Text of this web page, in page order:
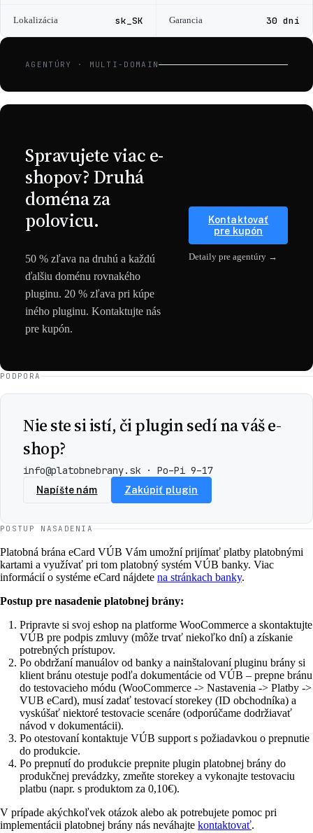
Lokalizácia sk_SK Garancia 30 dní
AGENTÚRY · MULTI-DOMAIN
Spravujete viac e-
shopov? Druhá
doména za
polovicu.
50 % zľava na druhú a každú
ďalšiu doménu rovnakého
pluginu. 20 % zľava pri kúpe
iného pluginu. Kontaktujte nás
pre kupón.
Kontaktovať
pre kupón
Detaily pre agentúry →
PODPORA
Nie ste si istí, či plugin sedí na váš e-
shop?
info@platobnebrany.sk · Po–Pi 9–17
Napíšte nám Zakúpiť plugin
POSTUP NASADENIA
Platobná brána eCard VÚB Vám umožní prijímať platby platobnými
kartami a využívať pri tom platobný systém VÚB banky. Viac
informácií o systéme eCard nájdete na stránkach banky.
Postup pre nasadenie platobnej brány:
Pripravte si svoj eshop na platforme WooCommerce a skontaktujte
VÚB pre podpis zmluvy (môže trvať niekoľko dní) a získanie
potrebných prístupov.
Po obdržaní manuálov od banky a nainštalovaní pluginu brány si
klient bránu otestuje podľa dokumentácie od VÚB – prepne bránu
do testovacieho módu (WooCommerce -> Nastavenia -> Platby ->
VUB eCard), musí zadať testovací storekey (ID obchodníka) a
vyskúšať niektoré testovacie scenáre (odporúčame dodržiavať
návod v dokumentácii).
Po otestovaní kontaktuje VÚB support s požiadavkou o prepnutie
do produkcie.
Po prepnutí do produkcie prepnite plugin platobnej brány do
produkčnej prevádzky, zmeňte storekey a vykonajte testovaciu
platbu (napr. s produktom za 0,10€).
V prípade akýchkoľvek otázok alebo ak potrebujete pomoc pri
implementácii platobnej brány nás neváhajte kontaktovať.